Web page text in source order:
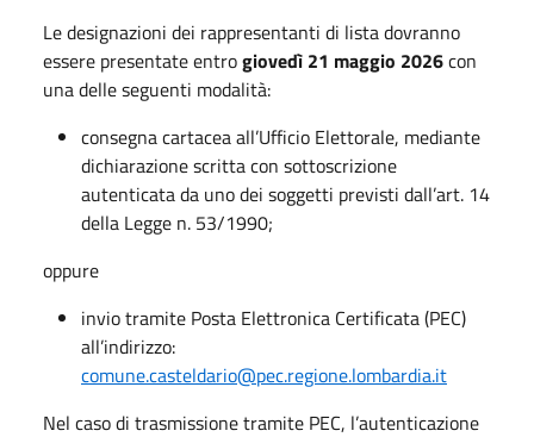
Le designazioni dei rappresentanti di lista dovranno
essere presentate entrogiovedì 21 maggio 2026con
una delle seguenti modalità:
consegna cartacea all’Ufficio Elettorale, mediante
dichiarazione scritta con sottoscrizione
autenticata da uno dei soggetti previsti dall’art. 14
della Legge n. 53/1990;
oppure
invio tramite Posta Elettronica Certificata (PEC)
all’indirizzo:
comune.casteldario@pec.regione.lombardia.it
Nel caso di trasmissione tramite PEC, l’autenticazione